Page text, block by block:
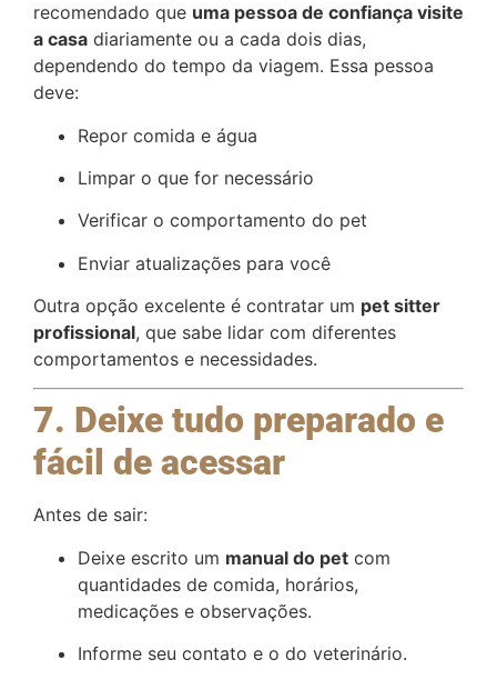
recomendado que uma pessoa de confiança visite
a casa diariamente ou a cada dois dias,
dependendo do tempo da viagem. Essa pessoa
deve:
Repor comida e água
Limpar o que for necessário
Verificar o comportamento do pet
Enviar atualizações para você
Outra opção excelente é contratar um pet sitter
profissional, que sabe lidar com diferentes
comportamentos e necessidades.
7. Deixe tudo preparado e
fácil de acessar
Antes de sair:
Deixe escrito um manual do pet com
quantidades de comida, horários,
medicações e observações.
Informe seu contato e o do veterinário.